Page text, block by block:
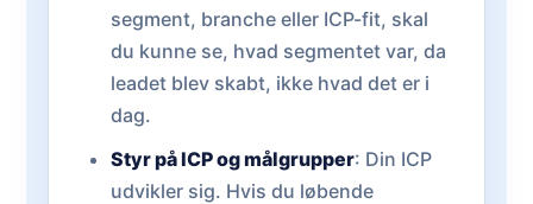
segment, branche eller ICP-fit, skal
du kunne se, hvad segmentet var, da
leadet blev skabt, ikke hvad det er i
dag.
Styr på ICP og målgrupper: Din ICP
udvikler sig. Hvis du løbende